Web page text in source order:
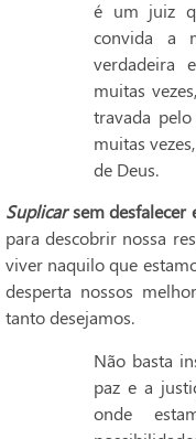
é um juiz
convida a
verdadeira
muitas
travada
muitas
de Deus.
Suplicarsem desfalecer
para descobrir nossa
viver naquilo que
desperta nossos
tanto desejamos.
Não basta
paz e a
onde